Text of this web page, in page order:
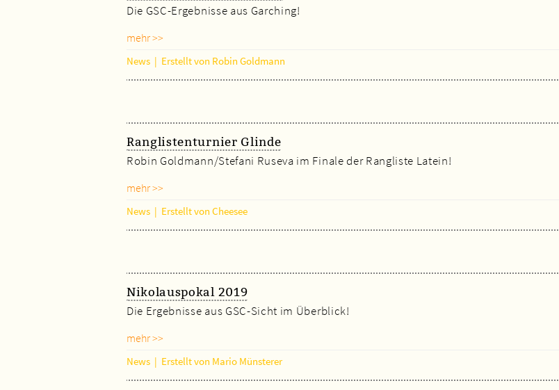
Die GSC-Ergebnisse aus Garching!
mehr >>
News | Erstellt von Robin Goldmann
Ranglistenturnier Glinde
Robin Goldmann/Stefani Ruseva im Finale der Rangliste Latein!
mehr >>
News | Erstellt von Cheesee
Nikolauspokal 2019
Die Ergebnisse aus GSC-Sicht im Überblick!
mehr >>
News | Erstellt von Mario Münsterer